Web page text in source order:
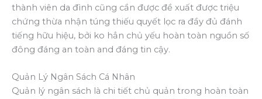
thành viên da đình cũng cần được đề xuất được triệu
chứng thừa nhận túng thiếu quyết lọc ra đầy đủ đánh
tiếng hữu hiệu, bởi ko hẳn chủ yếu hoàn toàn nguồn số
đông đáng an toàn and đáng tin cậy.
Quản Lý Ngân Sách Cá Nhân
Quản lý ngân sách là chi tiết chủ quản trong hoàn toàn